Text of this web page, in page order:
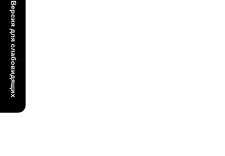
Версия для слабовидящих